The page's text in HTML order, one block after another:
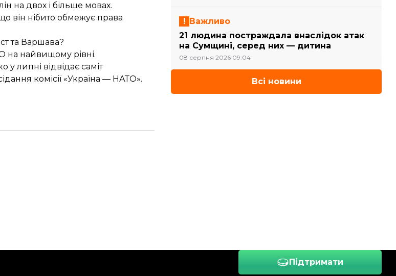
на двох і більше мовах.
він нібито обмежує права
та Варшава?
на найвищому рівні.
у липні відвідає саміт
комісії «Україна — НАТО».
Важливо
21 людина постраждала внаслідок атак
на Сумщині, серед них — дитина
08 серпня 2026 09:04
Всі новини
Підтримати